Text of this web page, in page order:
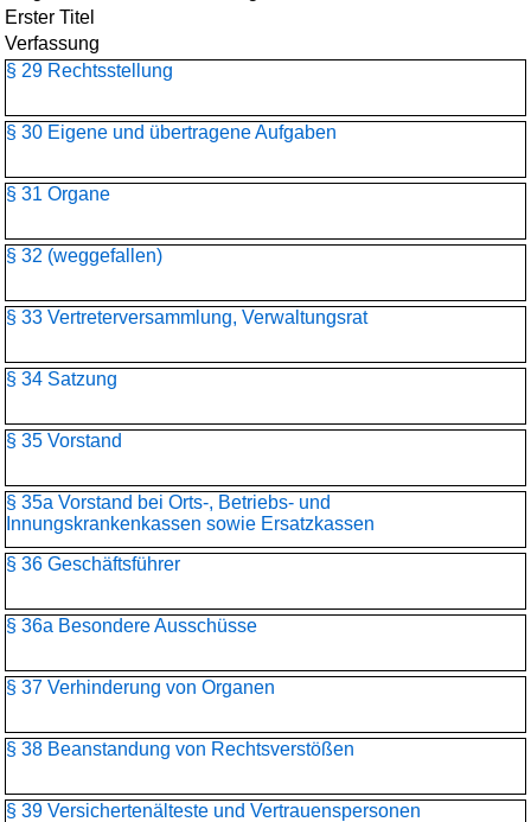
Erster Titel
Verfassung
§ 29 Rechtsstellung
§ 30 Eigene und übertragene Aufgaben
§ 31 Organe
§ 32 (weggefallen)
§ 33 Vertreterversammlung, Verwaltungsrat
§ 34 Satzung
§ 35 Vorstand
§ 35a Vorstand bei Orts-, Betriebs- und
Innungskrankenkassen sowie Ersatzkassen
§ 36 Geschäftsführer
§ 36a Besondere Ausschüsse
§ 37 Verhinderung von Organen
§ 38 Beanstandung von Rechtsverstößen
§ 39 Versichertenälteste und Vertrauenspersonen